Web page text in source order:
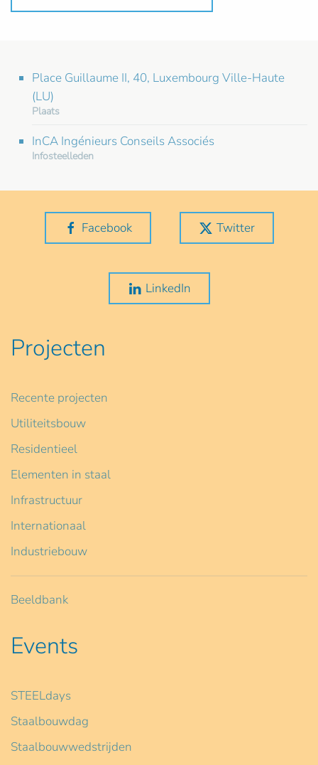
Place Guillaume II, 40, Luxembourg Ville-Haute
(LU)
Plaats
InCA Ingénieurs Conseils Associés
Infosteelleden
Facebook Twitter
LinkedIn
Projecten
Recente projecten
Utiliteitsbouw
Residentieel
Elementen in staal
Infrastructuur
Internationaal
Industriebouw
Beeldbank
Events
STEELdays
Staalbouwdag
Staalbouwwedstrijden